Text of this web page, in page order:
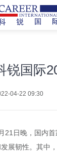
锐国际
04-22 09:30
21日晚，国内
展韧性。其中